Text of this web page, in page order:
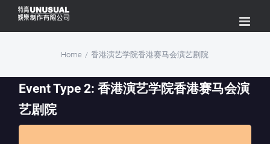
content
Home / 香港演艺学院香港赛马会演艺剧院
Event Type 2: 香港演艺学院香港赛马会演
艺剧院